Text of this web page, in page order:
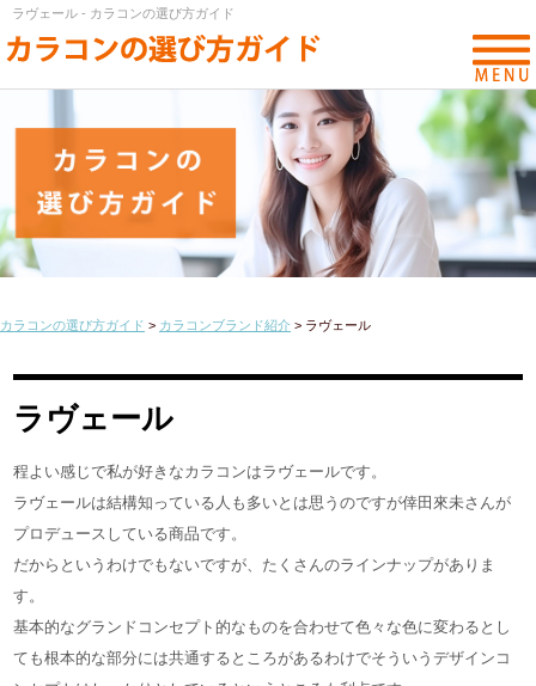
ラヴェール - カラコンの選び方ガイド
カラコンの選び方ガイド > カラコンブランド紹介 > ラヴェール
ラヴェール
程よい感じで私が好きなカラコンはラヴェールです。
ラヴェールは結構知っている人も多いとは思うのですが倖田來未さんが
プロデュースしている商品です。
だからというわけでもないですが、たくさんのラインナップがありま
す。
基本的なグランドコンセプト的なものを合わせて色々な色に変わるとし
ても根本的な部分には共通するところがあるわけでそういうデザインコ